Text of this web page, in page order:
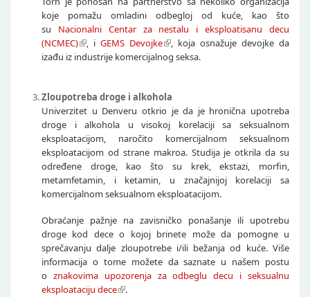
koje pomažu omladini odbegloj od kuće, kao što
su Nacionalni Centar za nestalu i eksploatisanu decu
(NCMEC)
, i GEMS Devojke
, koja osnažuje devojke da
izađu iz industrije komercijalnog seksa.
Zloupotreba droge i alkohola
Univerzitet u Denveru otkrio je da je hronična upotreba
droge i alkohola u visokoj korelaciji sa seksualnom
eksploatacijom, naročito komercijalnom seksualnom
eksploatacijom od strane makroa. Studija je otkrila da su
određene droge, kao što su krek, ekstazi, morfin,
metamfetamin, i ketamin, u značajnijoj korelaciji sa
komercijalnom seksualnom eksploatacijom.
Obraćanje pažnje na zavisničko ponašanje ili upotrebu
droge kod dece o kojoj brinete može da pomogne u
sprečavanju dalje zloupotrebe i/ili bežanja od kuće. Više
informacija o tome možete da saznate u našem postu
o znakovima upozorenja za odbeglu decu i seksualnu
eksploataciju dece
.